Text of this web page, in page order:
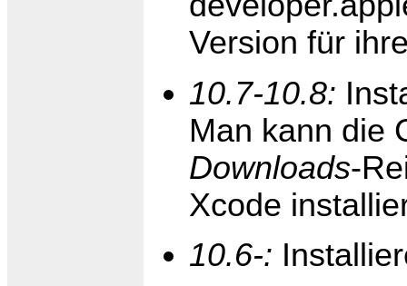
Version für
10.7-10.8:
Man kann die
Downloads-
Xcode
10.6-: